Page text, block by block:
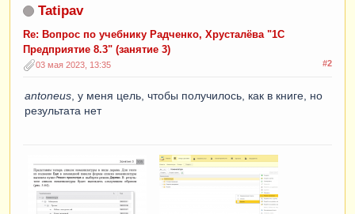
Tatipav
Re: Вопрос по учебнику Радченко, Хрусталёва "1С
Предприятие 8.3" (занятие 3)
#2
03 мая 2023, 13:35
antoneus , у меня цель, чтобы получилось, как в книге, но
результата нет